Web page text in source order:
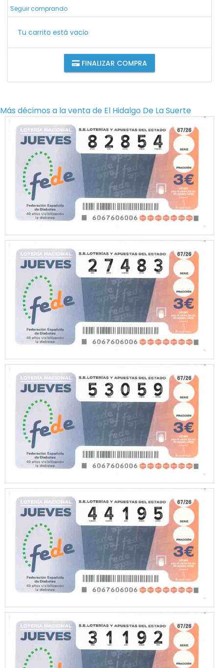
Seguir comprando
Tu carrito está vacio
FINALIZAR COMPRA
Más décimos a la venta de El Hidalgo De La Suerte